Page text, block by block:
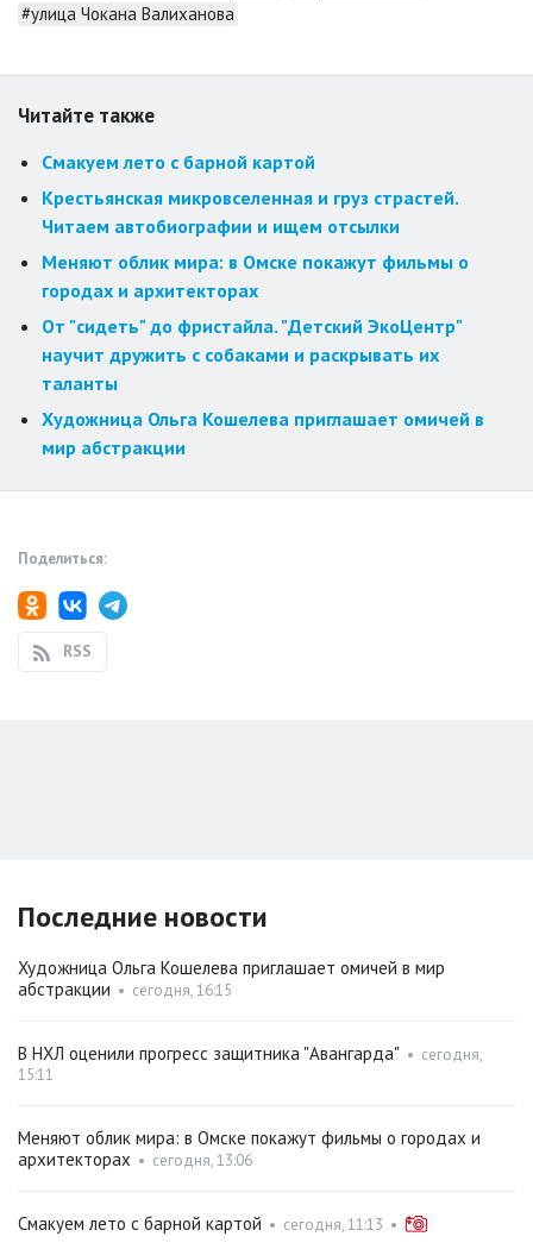
#улица Чокана Валиханова
Читайте также
Смакуем лето с барной картой
Крестьянская микровселенная и груз страстей.
Читаем автобиографии и ищем отсылки
Меняют облик мира: в Омске покажут фильмы о
городах и архитекторах
От "сидеть" до фристайла. "Детский ЭкоЦентр"
научит дружить с собаками и раскрывать их
таланты
Художница Ольга Кошелева приглашает омичей в
мир абстракции
Поделиться:
RSS
Последние новости
Художница Ольга Кошелева приглашает омичей в мир
абстракции • сегодня, 16:15
В НХЛ оценили прогресс защитника "Авангарда" • сегодня,
15:11
Меняют облик мира: в Омске покажут фильмы о городах и
архитекторах • сегодня, 13:06
Смакуем лето с барной картой • сегодня, 11:13 •